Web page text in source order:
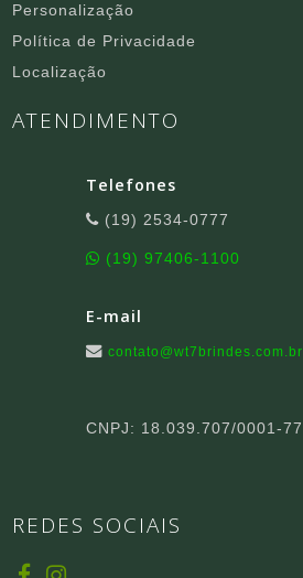
Personalização
Política de Privacidade
Localização
ATENDIMENTO
Telefones
(19) 2534-0777
(19) 97406-1100
E-mail
contato@wt7brindes.com.br
CNPJ: 18.039.707/0001-77
REDES SOCIAIS